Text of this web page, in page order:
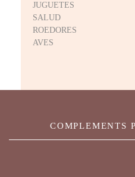
JUGUETES
SALUD
ROEDORES
AVES
COMPLEMENTS